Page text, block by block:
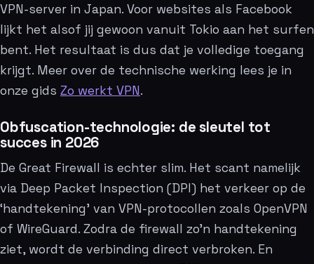
VPN-server in Japan. Voor websites als Facebook
lijkt het alsof jij gewoon vanuit Tokio aan het surfen
bent. Het resultaat is dus dat je volledige toegang
krijgt. Meer over de technische werking lees je in
onze gids Zo werkt VPN.
Obfuscation-technologie: de sleutel tot
succes in 2026
De Great Firewall is echter slim. Het scant namelijk
via Deep Packet Inspection (DPI) het verkeer op de
‘handtekening’ van VPN-protocollen zoals OpenVPN
of WireGuard. Zodra de firewall zo’n handtekening
ziet, wordt de verbinding direct verbroken. En